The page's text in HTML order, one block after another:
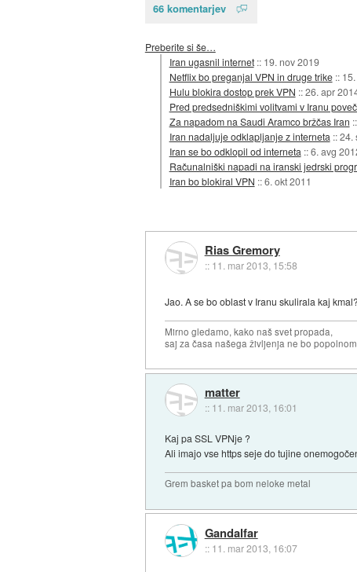
66 komentarjev
Preberite si še…
Iran ugasnil internet :: 19. nov 2019
Netflix bo preganjal VPN in druge trike ::
Hulu blokira dostop prek VPN ::26. apr
Pred predsedniškimi volitvami v Iranu
Za napadom na Saudi Aramco bržčas Iran ::
Iran nadaljuje odklapljanje z interneta ::24.
Iran se bo odklopil od interneta ::6. avg
Računalniški napadi na iranski jedrski
Iran bo blokiral VPN ::6. okt 2011
Rias Gremory
:: 11. mar 2013, 15:58
Jao. A se bo oblast v Iranu skulirala kaj kmal?
Mirno gledamo, kako naš svet propada,
saj za časa našega življenja ne bo
matter
:: 11. mar 2013, 16:01
Kaj pa SSL VPNje ?
Ali imajo vse https seje do tujine
Grem basket pa bom neloke metal
Gandalfar
:: 11. mar 2013, 16:07